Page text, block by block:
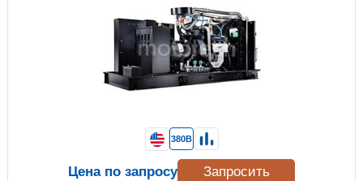
380В
Цена по запросу Запросить